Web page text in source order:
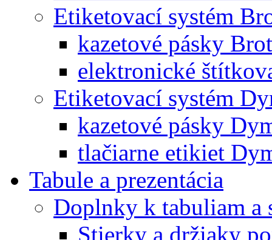
Etiketovací systém
kazetové pásky
elektronické
Etiketovací systém
kazetové pásky
tlačiarne etikiet
Tabule a prezentácia
Doplnky k tabuliam a
Stierky a držiaky